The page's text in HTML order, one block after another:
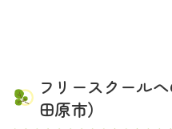
フリースクール
田原市）